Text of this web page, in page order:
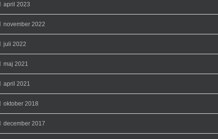
april 2023
november 2022
juli 2022
maj 2021
april 2021
oktober 2018
december 2017